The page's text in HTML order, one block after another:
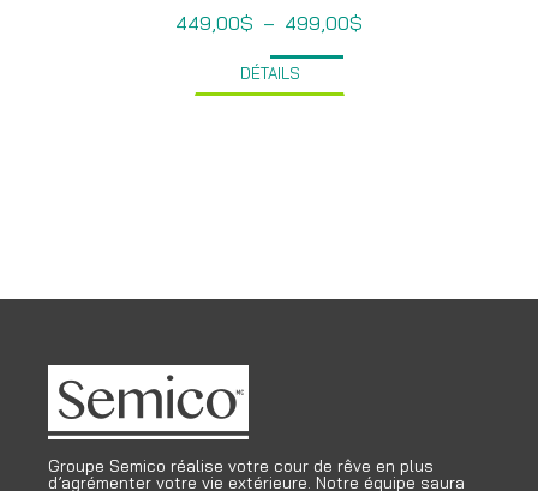
449,00$ – 499,00$
DÉTAILS
Groupe Semico réalise votre cour de rêve en plus
d’agrémenter votre vie extérieure. Notre équipe saura